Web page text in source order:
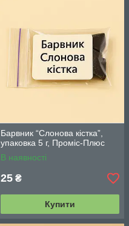
Барвник “Слонова кістка”,
упаковка 5 г, Проміс-Плюс
В наявності
25 ₴
Купити